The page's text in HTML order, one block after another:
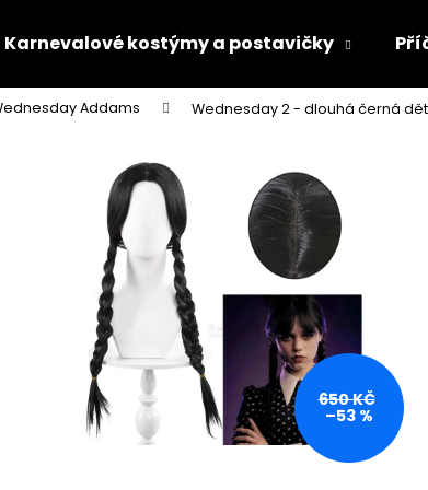
Karnevalové kostýmy a postavičky
Addams Wednesday 2 - dlouhá černá
650 KČ
–53 %
Co potřebujete najít?
HLEDAT
Doporučujeme